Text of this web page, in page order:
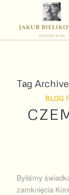
Tag
BLOG
Byliśmy
zamknięcia